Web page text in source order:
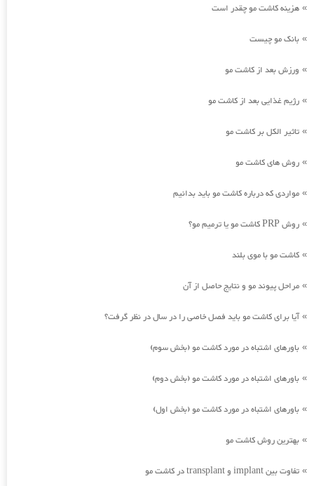
» هزینه کاشت مو چقدر است
» بانک مو چیست
» ورزش بعد از کاشت مو
» رژیم غذایی بعد از کاشت مو
» تاثیر الکل بر کاشت مو
» روش های کاشت مو
» مواردی که درباره کاشت مو باید بدانیم
» روش PRP کاشت مو یا ترمیم مو؟
» کاشت مو با موی بلند
» مراحل پیوند مو و نتایج حاصل از آن
»آیا برای کاشت مو باید فصل خاصی را در سال در نظر گرفت؟
» باورهای اشتباه در مورد کاشت مو (بخش سوم)
» باورهای اشتباه در مورد کاشت مو (بخش دوم)
» باورهای اشتباه در مورد کاشت مو (بخش اول)
» بهترین روش کاشت مو
» تفاوت بین implant و transplant در کاشت مو